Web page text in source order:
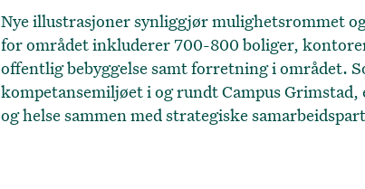
Nye illustrasjoner synliggjør mulighetsrommet
for området inkluderer 700-800 boliger,
offentlig bebyggelse samt forretning i området.
kompetansemiljøet i og rundt Campus
og helse sammen med strategiske